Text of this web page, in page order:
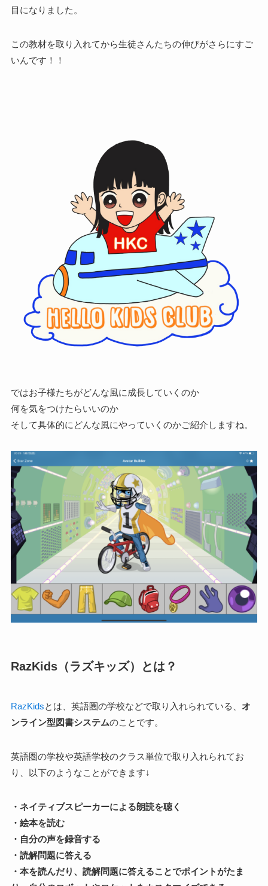
目になりました。
この教材を取り入れてから生徒さんたちの伸びがさらにすご
いんです！！
ではお子様たちがどんな風に成長していくのか
何を気をつけたらいいのか
そして具体的にどんな風にやっていくのかご紹介しますね。
RazKids（ラズキッズ）とは？
RazKidsとは、英語圏の学校などで取り入れられている、 オ
ンライン型図書システムのことです。
英語圏の学校や英語学校のクラス単位で取り入れられてお
り、以下のようなことができます↓
・ネイティブスピーカーによる朗読を聴く
・絵本を読む
・自分の声を録音する
・読解問題に答える
・本を読んだり、読解問題に答えることでポイントがたま